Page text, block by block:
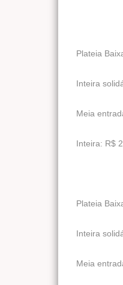
Plateia
Inteira
Meia
Inteira: R$
Plateia
Inteira
Meia